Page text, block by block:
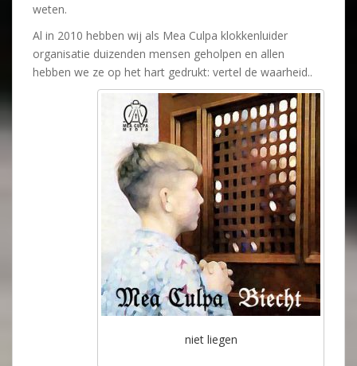
weten.
Al in 2010 hebben wij als Mea Culpa klokkenluider
organisatie duizenden mensen geholpen en allen
hebben we ze op het hart gedrukt: vertel de waarheid..
niet liegen